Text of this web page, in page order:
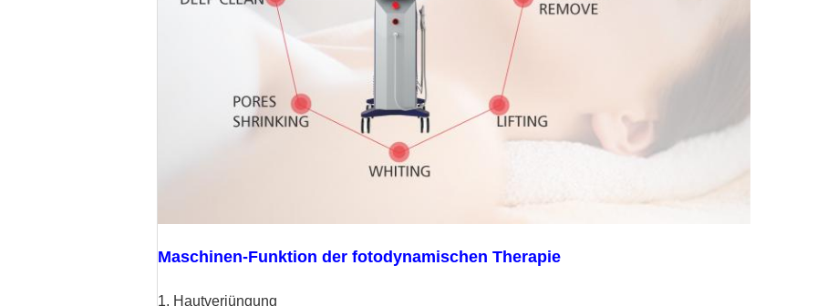
Maschinen-Funktion der fotodynamischen Therapie
1, Hautverjüngung